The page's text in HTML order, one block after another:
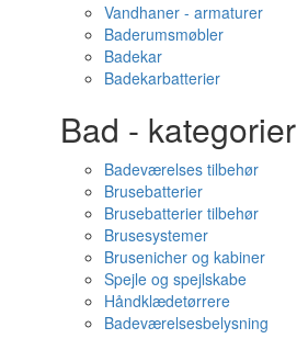
Vandhaner - armaturer
Baderumsmøbler
Badekar
Badekarbatterier
Bad - kategorier
Badeværelses tilbehør
Brusebatterier
Brusebatterier tilbehør
Brusesystemer
Brusenicher og kabiner
Spejle og spejlskabe
Håndklædetørrere
Badeværelsesbelysning